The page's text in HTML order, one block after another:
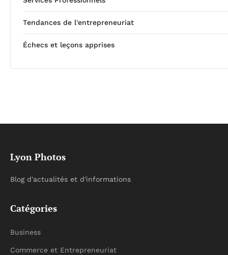
Tendances de l'entrepreneuriat
Échecs et leçons apprises
Lyon Photos
Blog d'actualités et d'informations
Catégories
Business
Commerce et Entrepreneuriat